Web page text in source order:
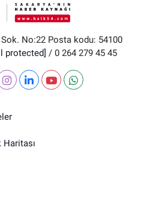
No:22 Posta kodu: 54100
protected] / 0 264 279 45 45
Haritası